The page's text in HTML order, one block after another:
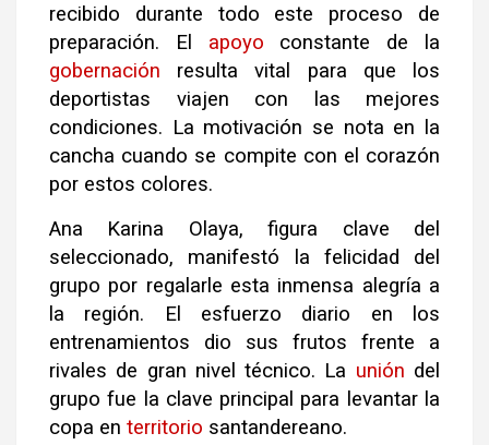
recibido durante todo este proceso de
preparación. El apoyo constante de la
gobernación resulta vital para que los
deportistas viajen con las mejores
condiciones. La motivación se nota en la
cancha cuando se compite con el corazón
por estos colores.
Ana Karina Olaya, figura clave del
seleccionado, manifestó la felicidad del
grupo por regalarle esta inmensa alegría a
la región. El esfuerzo diario en los
entrenamientos dio sus frutos frente a
rivales de gran nivel técnico. La unión del
grupo fue la clave principal para levantar la
copa en territorio santandereano.